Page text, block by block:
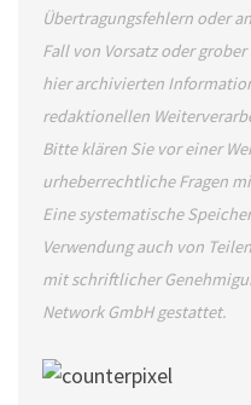
Übertragungsfehlern oder
Fall von Vorsatz oder
hier archivierten
redaktionellen
Bitte klären Sie vor einer
urheberrechtliche Fragen
Eine systematische
Verwendung auch von
mit schriftlicher
Network GmbH gestattet.